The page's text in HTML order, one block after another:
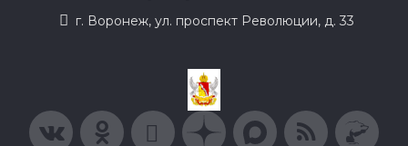
г. Воронеж, ул. проспект Революции, д. 33